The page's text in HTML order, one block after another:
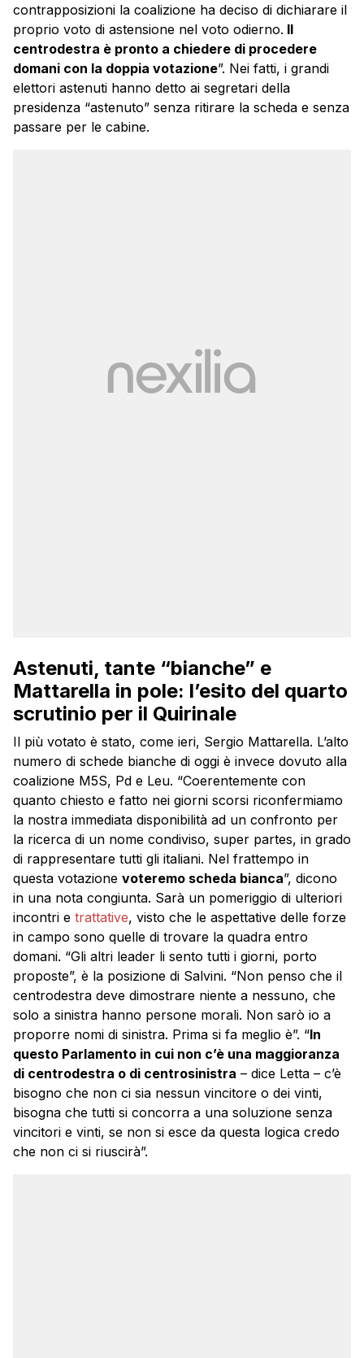
contrapposizioni la coalizione ha deciso di dichiarare il
proprio voto di astensione nel voto odierno. Il
centrodestra è pronto a chiedere di procedere
domani con la doppia votazione”. Nei fatti, i grandi
elettori astenuti hanno detto ai segretari della
presidenza “astenuto” senza ritirare la scheda e senza
passare per le cabine.
Astenuti, tante “bianche” e
Mattarella in pole: l’esito del quarto
scrutinio per il Quirinale
Il più votato è stato, come ieri, Sergio Mattarella. L’alto
numero di schede bianche di oggi è invece dovuto alla
coalizione M5S, Pd e Leu. “Coerentemente con
quanto chiesto e fatto nei giorni scorsi riconfermiamo
la nostra immediata disponibilità ad un confronto per
la ricerca di un nome condiviso, super partes, in grado
di rappresentare tutti gli italiani. Nel frattempo in
questa votazione voteremo scheda bianca”, dicono
in una nota congiunta. Sarà un pomeriggio di ulteriori
incontri e trattative, visto che le aspettative delle forze
in campo sono quelle di trovare la quadra entro
domani. “Gli altri leader li sento tutti i giorni, porto
proposte”, è la posizione di Salvini. “Non penso che il
centrodestra deve dimostrare niente a nessuno, che
solo a sinistra hanno persone morali. Non sarò io a
proporre nomi di sinistra. Prima si fa meglio è”. “In
questo Parlamento in cui non c’è una maggioranza
di centrodestra o di centrosinistra – dice Letta – c’è
bisogno che non ci sia nessun vincitore o dei vinti,
bisogna che tutti si concorra a una soluzione senza
vincitori e vinti, se non si esce da questa logica credo
che non ci si riuscirà”.